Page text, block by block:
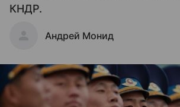
КНДР.
Андрей Монид